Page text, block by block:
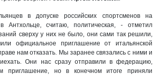
в допуске российских спортсменов на
Антхольце, считаю, политическая, - отметил
сверху у них не было, они сами так решили,
официальное приглашение от итальянской
нам отказать. Мы заранее связались с ними и
Они нас сразу отправили в федерацию,
приглашение, но в конечном итоге приняли